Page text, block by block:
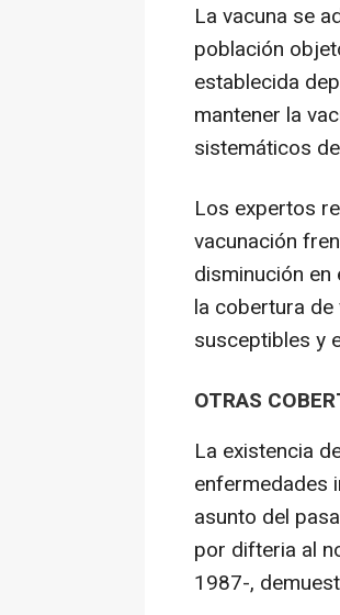
La vacuna se
población
establecida
mantener la
sistemáticos
Los expertos
vacunación
disminución
la cobertura
susceptibles y
OTRAS
La existencia
enfermedades
asunto del
por difteria al
1987-,